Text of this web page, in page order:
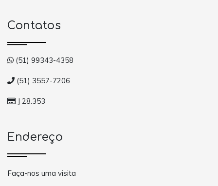
Contatos
(51) 99343-4358
(51) 3557-7206
J 28.353
Endereço
Faça-nos uma visita